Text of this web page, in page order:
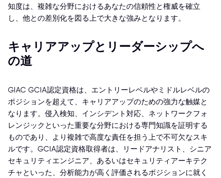
知度は、複雑な分野におけるあなたの信頼性と権威を確立
し、他との差別化を図る上で大きな強みとなります。
キャリアアップとリーダーシップへ
の道
GIAC GCIA認定資格は、エントリーレベルやミドルレベルの
ポジションを超えて、キャリアアップのための強力な触媒と
なります。侵入検知、インシデント対応、ネットワークフォ
レンジックといった重要な分野における専門知識を証明する
ものであり、より複雑で高度な責任を担う上で不可欠なスキ
ルです。GCIA認定資格取得者は、リードアナリスト、シニア
セキュリティエンジニア、あるいはセキュリティアーキテク
チャといった、分析能力が高く評価されるポジションに就く